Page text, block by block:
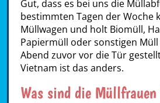
Gut, dass es bei uns die
bestimmten Tagen der Woche
Müllwagen und holt Biomüll,
Papiermüll oder sonstigen
Abend zuvor vor die Tür
Vietnam ist das anders.
Was sind die